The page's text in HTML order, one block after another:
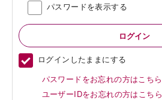
パスワードを表示する
ログインしたままにする
パスワードをお忘れの方はこちら
ユーザーIDをお忘れの方はこちら